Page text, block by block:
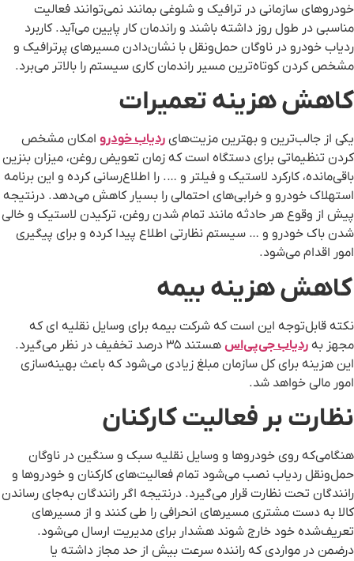
خودروهای سازمانی در ترافیک و شلوغی بمانند نمی‌توانند فعالیت
مناسبی در طول روز داشته باشند و راندمان کار پایین می‌آید. کاربرد
ردیاب خودرو در ناوگان حمل‌ونقل با نشان‌دادن مسیرهای پرترافیک و
مشخص کردن کوتاه‌ترین مسیر راندمان کاری سیستم را بالاتر می‌برد.
کاهش هزینه تعمیرات
یکی از جالب‌ترین و بهترین مزیت‌های ردیاب خودرو امکان مشخص
کردن تنظیماتی برای دستگاه است که زمان تعویض روغن، میزان بنزین
باقی‌مانده، کارکرد لاستیک و فیلتر و …. را اطلاع‌رسانی کرده و این برنامه
استهلاک خودرو و خرابی‌های احتمالی را بسیار کاهش می‌دهد. درنتیجه
پیش ‌از وقوع هر حادثه مانند تمام شدن روغن، ترکیدن لاستیک و خالی
شدن باک خودرو و … سیستم نظارتی اطلاع پیدا کرده و برای پیگیری
امور اقدام می‌شود.
کاهش هزینه بیمه
نکته قابل‌توجه این است که شرکت بیمه برای وسایل نقلیه ای که
مجهز به ردیاب جی‌پی‌اس
هستند ۳۵ درصد تخفیف در نظر می‌گیرد.
این هزینه برای کل سازمان مبلغ زیادی می‌شود که باعث بهینه‌سازی
امور مالی خواهد شد.
نظارت بر فعالیت کارکنان
هنگامی‌که روی خودروها و وسایل نقلیه سبک و سنگین در ناوگان
حمل‌ونقل ردیاب نصب می‌شود تمام فعالیت‌های کارکنان و خودروها و
رانندگان تحت نظارت قرار می‌گیرد. درنتیجه اگر رانندگان به‌جای رساندن
کالا به دست مشتری مسیرهای انحرافی را طی کنند و از مسیرهای
تعریف‌شده خود خارج شوند هشدار برای مدیریت ارسال می‌شود.
درضمن در مواردی که راننده سرعت بیش‌ از حد مجاز داشته یا